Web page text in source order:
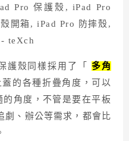
護殼同樣採用了「 多角
的各種折疊角度，可以
角度，不管是要在平板
劇、辦公等需求，都會比